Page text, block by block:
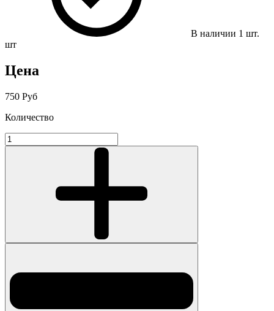
В наличии 1 шт.
шт
Цена
750 Руб
Количество